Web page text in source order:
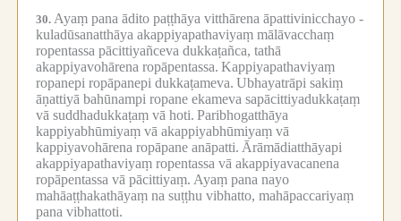
30. Ayaṃ pana ādito paṭṭhāya vitthārena āpattivinicchayo -
kuladūsanatthāya akappiyapathaviyaṃ mālāvacchaṃ
ropentassa pācittiyañceva dukkaṭañca, tathā
akappiyavohārena ropāpentassa. Kappiyapathaviyaṃ
ropanepi ropāpanepi dukkaṭameva. Ubhayatrāpi sakiṃ
āṇattiyā bahūnampi ropane ekameva sapācittiyadukkaṭaṃ
vā suddhadukkaṭaṃ vā hoti. Paribhogatthāya
kappiyabhūmiyaṃ vā akappiyabhūmiyaṃ vā
kappiyavohārena ropāpane anāpatti. Ārāmādiatthāyapi
akappiyapathaviyaṃ ropentassa vā akappiyavacanena
ropāpentassa vā pācittiyaṃ. Ayaṃ pana nayo
mahāaṭṭhakathāyaṃ na suṭṭhu vibhatto, mahāpaccariyaṃ
pana vibhattoti.